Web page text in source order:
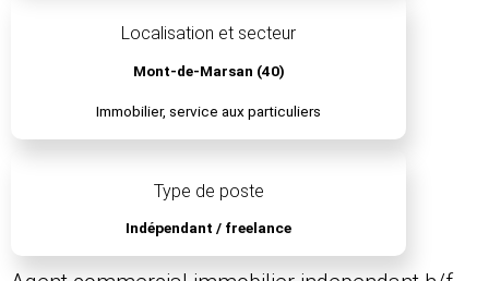
Localisation et secteur
Mont-de-Marsan (40)
Immobilier, service aux particuliers
Type de poste
Indépendant / freelance